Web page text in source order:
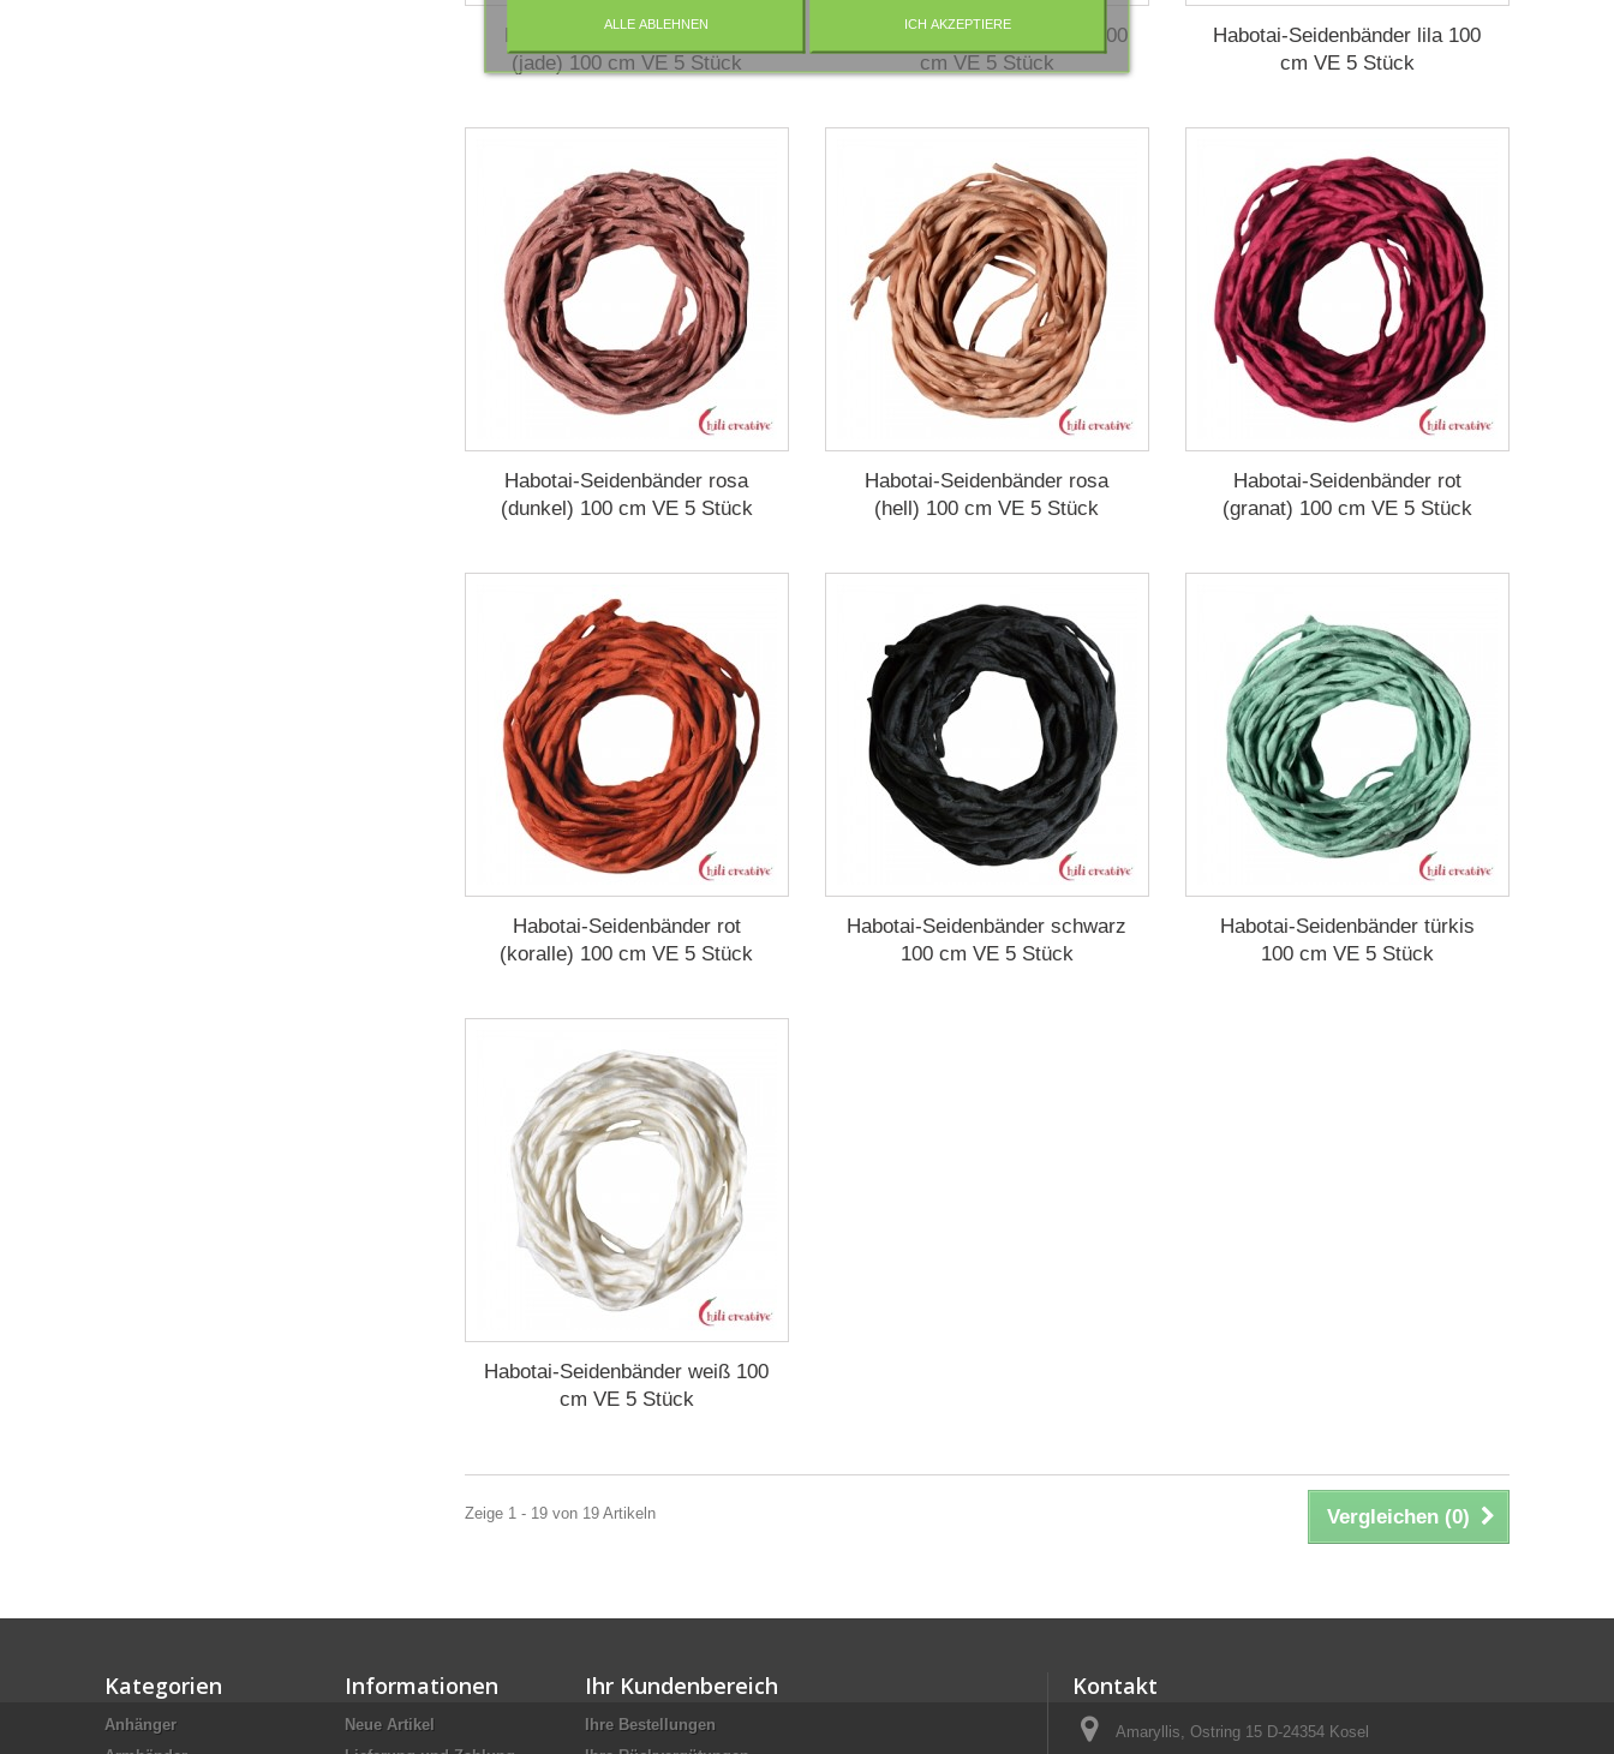
Habotai-Seidenbänder grün
(jade) 100 cm VE 5 Stück
Habotai-Seidenbänder grün 100
cm VE 5 Stück
Habotai-Seidenbänder lila 100
cm VE 5 Stück
Habotai-Seidenbänder rosa
(dunkel) 100 cm VE 5 Stück
Habotai-Seidenbänder rosa
(hell) 100 cm VE 5 Stück
Habotai-Seidenbänder rot
(granat) 100 cm VE 5 Stück
Habotai-Seidenbänder rot
(koralle) 100 cm VE 5 Stück
Habotai-Seidenbänder schwarz
100 cm VE 5 Stück
Habotai-Seidenbänder türkis
100 cm VE 5 Stück
Habotai-Seidenbänder weiß 100
cm VE 5 Stück
Vergleichen (0)
Zeige 1 - 19 von 19 Artikeln
Kategorien
Anhänger
Informationen
Neue Artikel
Ihr Kundenbereich
Ihre Bestellungen
Kontakt
Amaryllis, Ostring 15 D-24354 Kosel
ALLE ABLEHNEN ICH AKZEPTIERE